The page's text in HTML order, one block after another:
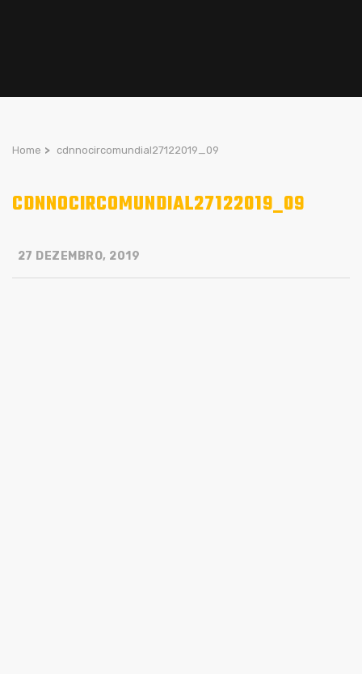
Home > cdnnocircomundial27122019_09
CDNNOCIRCOMUNDIAL27122019_09
27 DEZEMBRO, 2019